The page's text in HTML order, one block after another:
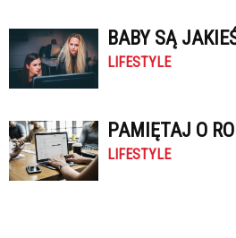
BABY SĄ
LIFESTYLE
PAMIĘTAJ O
LIFESTYLE